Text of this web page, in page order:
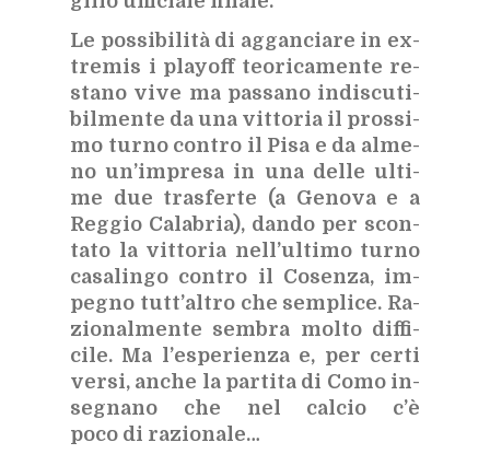
Le pos­si­bi­li­tà di ag­gan­cia­re in ex­
tre­mis i playoff teo­ri­ca­men­te re­
sta­no vive ma pas­sa­no in­di­scu­ti­
bil­men­te da una vit­to­ria il pros­si­
mo tur­no con­tro il Pisa e da al­me­
no un’im­pre­sa in una del­le ul­ti­
me due tra­sfer­te (a Ge­no­va e a
Reg­gio Ca­la­bria), dan­do per scon­
ta­to la vit­to­ria nel­l’ul­ti­mo tur­no
ca­sa­lin­go con­tro il Co­sen­za, im­
pe­gno tut­t’al­tro che sem­pli­ce. Ra­
zio­nal­men­te sem­bra mol­to dif­fi­
ci­le. Ma l’e­spe­rien­za e, per cer­ti
ver­si, an­che la par­ti­ta di Como in­
se­gna­no che nel cal­cio c’è
poco di ra­zio­na­le…